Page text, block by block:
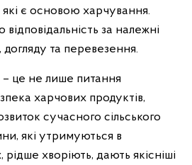
є основою харчування.
за належні
та перевезення.
це не лише питання
харчових продуктів,
сучасного сільського
які утримуються в
хворіють, дають якісніші